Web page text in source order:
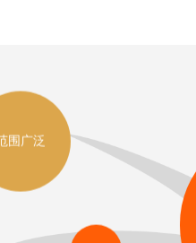
围广泛